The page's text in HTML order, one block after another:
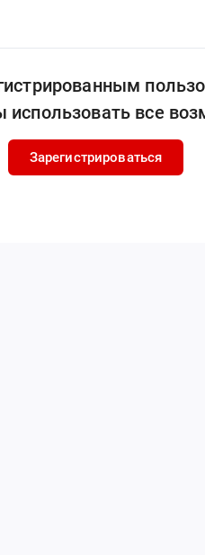
использовать все
Зарегистрироваться